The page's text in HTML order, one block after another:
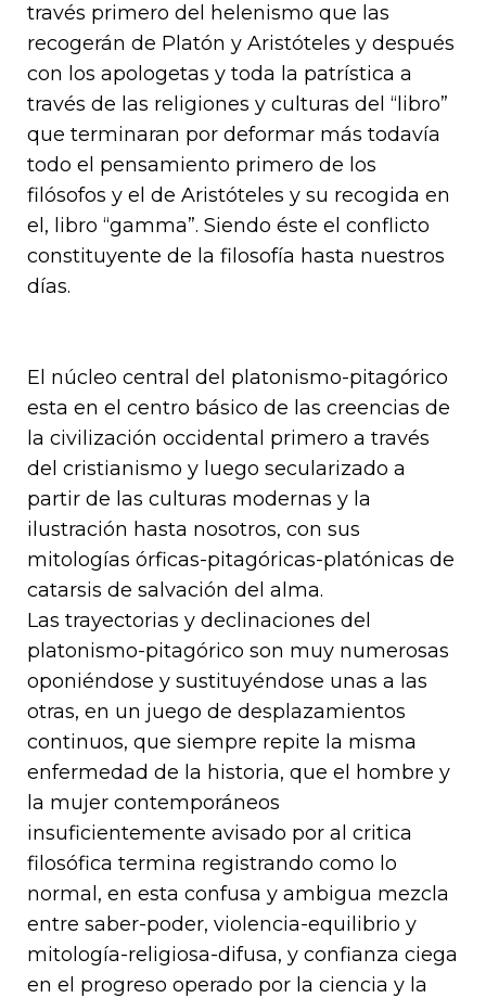
través primero del helenismo que las
recogerán de Platón y Aristóteles y después
con los apologetas y toda la patrística a
través de las religiones y culturas del “libro”
que terminaran por deformar más todavía
todo el pensamiento primero de los
filósofos y el de Aristóteles y su recogida en
el, libro “gamma”. Siendo éste el conflicto
constituyente de la filosofía hasta nuestros
días.
El núcleo central del platonismo-pitagórico
esta en el centro básico de las creencias de
la civilización occidental primero a través
del cristianismo y luego secularizado a
partir de las culturas modernas y la
ilustración hasta nosotros, con sus
mitologías órficas-pitagóricas-platónicas de
catarsis de salvación del alma.
Las trayectorias y declinaciones del
platonismo-pitagórico son muy numerosas
oponiéndose y sustituyéndose unas a las
otras, en un juego de desplazamientos
continuos, que siempre repite la misma
enfermedad de la historia, que el hombre y
la mujer contemporáneos
insuficientemente avisado por al critica
filosófica termina registrando como lo
normal, en esta confusa y ambigua mezcla
entre saber-poder, violencia-equilibrio y
mitología-religiosa-difusa, y confianza ciega
en el progreso operado por la ciencia y la